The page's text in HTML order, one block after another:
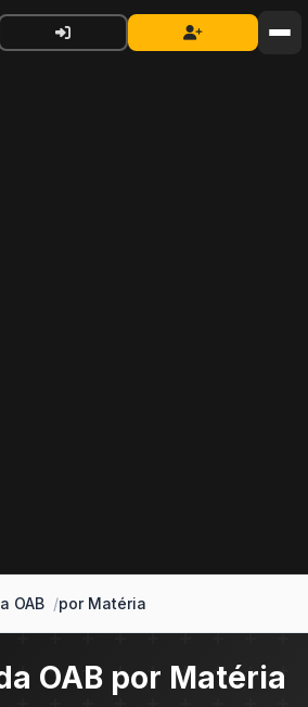
OAB por Matéria
OAB por Matéria